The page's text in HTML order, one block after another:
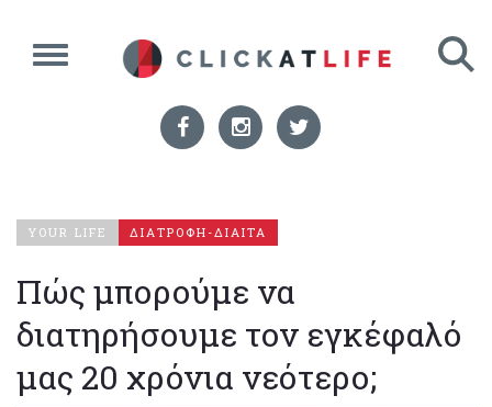
YOUR LIFE ΔΙΑΤΡΟΦΗ-ΔΙΑΙΤΑ
Πώς μπορούμε να
διατηρήσουμε τον εγκέφαλό
μας 20 χρόνια νεότερο;